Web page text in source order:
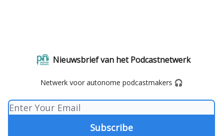
Nieuwsbrief van het Podcastnetwerk
Netwerk voor autonome podcastmakers 🎧